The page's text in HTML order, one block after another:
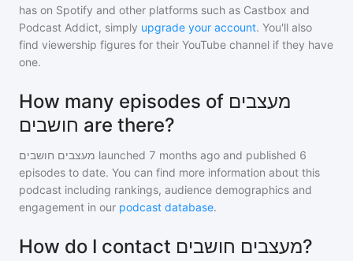
has on Spotify and other platforms such as Castbox and
Podcast Addict, simply upgrade your account. You'll also
find viewership figures for their YouTube channel if they have
one.
How many episodes of מעצבים
חושבים are there?
מעצבים חושבים launched 7 months ago and published 6
episodes to date. You can find more information about this
podcast including rankings, audience demographics and
engagement in our podcast database.
How do I contact מעצבים חושבים?